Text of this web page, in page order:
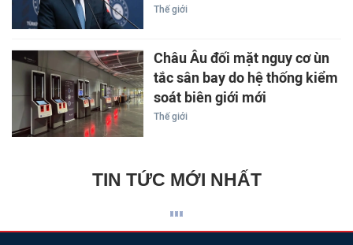
Thế giới
Châu Âu đối mặt nguy cơ ùn
tắc sân bay do hệ thống kiểm
soát biên giới mới
Thế giới
TIN TỨC MỚI NHẤT